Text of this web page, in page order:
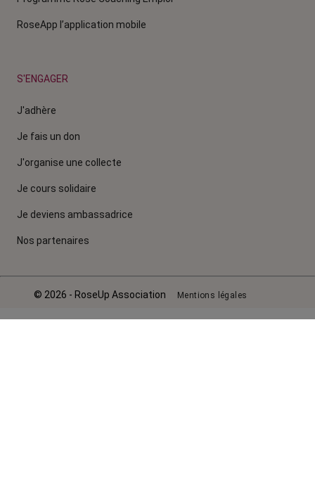
RoseApp l’application mobile
S'ENGAGER
J'adhère
Je fais un don
J'organise une collecte
Je cours solidaire
Je deviens ambassadrice
Nos partenaires
© 2026 - RoseUp Association Mentions légales